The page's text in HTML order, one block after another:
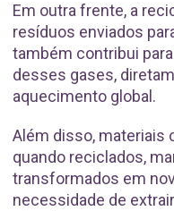
Em outra frente, a
resíduos enviados
também contribui
desses gases,
aquecimento global.
Além disso, materiais
quando reciclados,
transformados em
necessidade de